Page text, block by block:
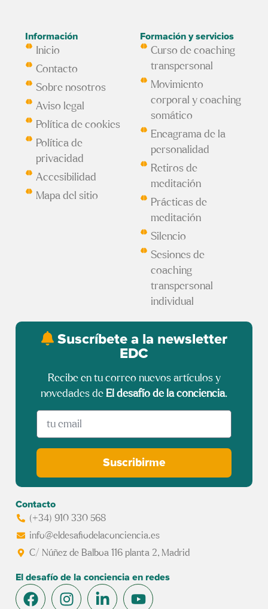
Información
Inicio
Contacto
Sobre nosotros
Aviso legal
Política de cookies
Política de
privacidad
Accesibilidad
Mapa del sitio
Formación y servicios
Curso de coaching
transpersonal
Movimiento
corporal y coaching
somático
Eneagrama de la
personalidad
Retiros de
meditación
Prácticas de
meditación
Silencio
Sesiones de
coaching
transpersonal
individual
Suscríbete a la newsletter
EDC
Recibe en tu correo nuevos artículos y
novedades de El desafío de la conciencia.
Suscribirme
Contacto
(+34) 910 330 568
info@eldesafiodelaconciencia.es
C/ Núñez de Balboa 116 planta 2, Madrid
El desafío de la conciencia en redes